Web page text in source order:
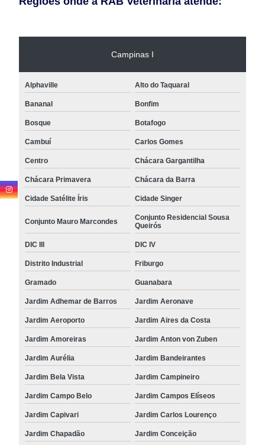
Campinas I
Alphaville Alto do Taquaral
Bananal Bonfim
Bosque Botafogo
Cambuí Carlos Gomes
Centro Chácara Gargantilha
Chácara Primavera Chácara da Barra
Cidade Satélite Íris Cidade Singer
Conjunto Mauro Marcondes
Conjunto Residencial Sousa
Queirós
DIC III DIC IV
Distrito Industrial Friburgo
Gramado Guanabara
Jardim Adhemar de Barros Jardim Aeronave
Jardim Aeroporto Jardim Aires da Costa
Jardim Amoreiras Jardim Anton von Zuben
Jardim Aurélia Jardim Bandeirantes
Jardim Bela Vista Jardim Campineiro
Jardim Campo Belo Jardim Campos Elíseos
Jardim Capivari Jardim Carlos Lourenço
Jardim Chapadão Jardim Conceição